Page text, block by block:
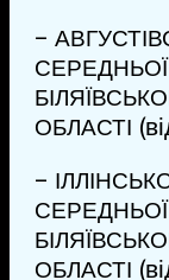
-
СЕРЕДНЬОЇ
ОБЛАСТІ
-
СЕРЕДНЬОЇ
ОБЛАСТІ